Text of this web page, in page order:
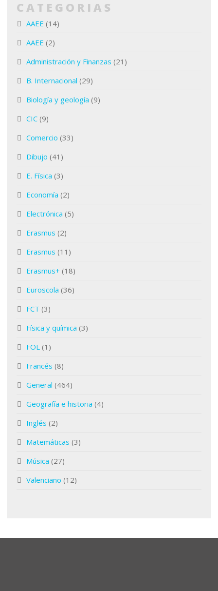
CATEGORIAS
AAEE (14)
AAEE (2)
Administración y Finanzas (21)
B. Internacional (29)
Biología y geología (9)
CIC (9)
Comercio (33)
Dibujo (41)
E. Física (3)
Economía (2)
Electrónica (5)
Erasmus (2)
Erasmus (11)
Erasmus+ (18)
Euroscola (36)
FCT (3)
Física y química (3)
FOL (1)
Francés (8)
General (464)
Geografía e historia (4)
Inglés (2)
Matemáticas (3)
Música (27)
Valenciano (12)